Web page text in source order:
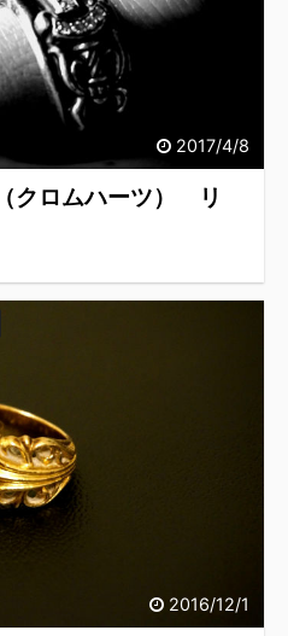
2017/4/8
クロムハーツ） リ
2016/12/1